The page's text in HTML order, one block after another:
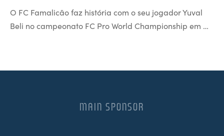
O FC Famalicão faz história com o seu jogador Yuval
Beli no campeonato FC Pro World Championship em …
MAIN SPONSOR